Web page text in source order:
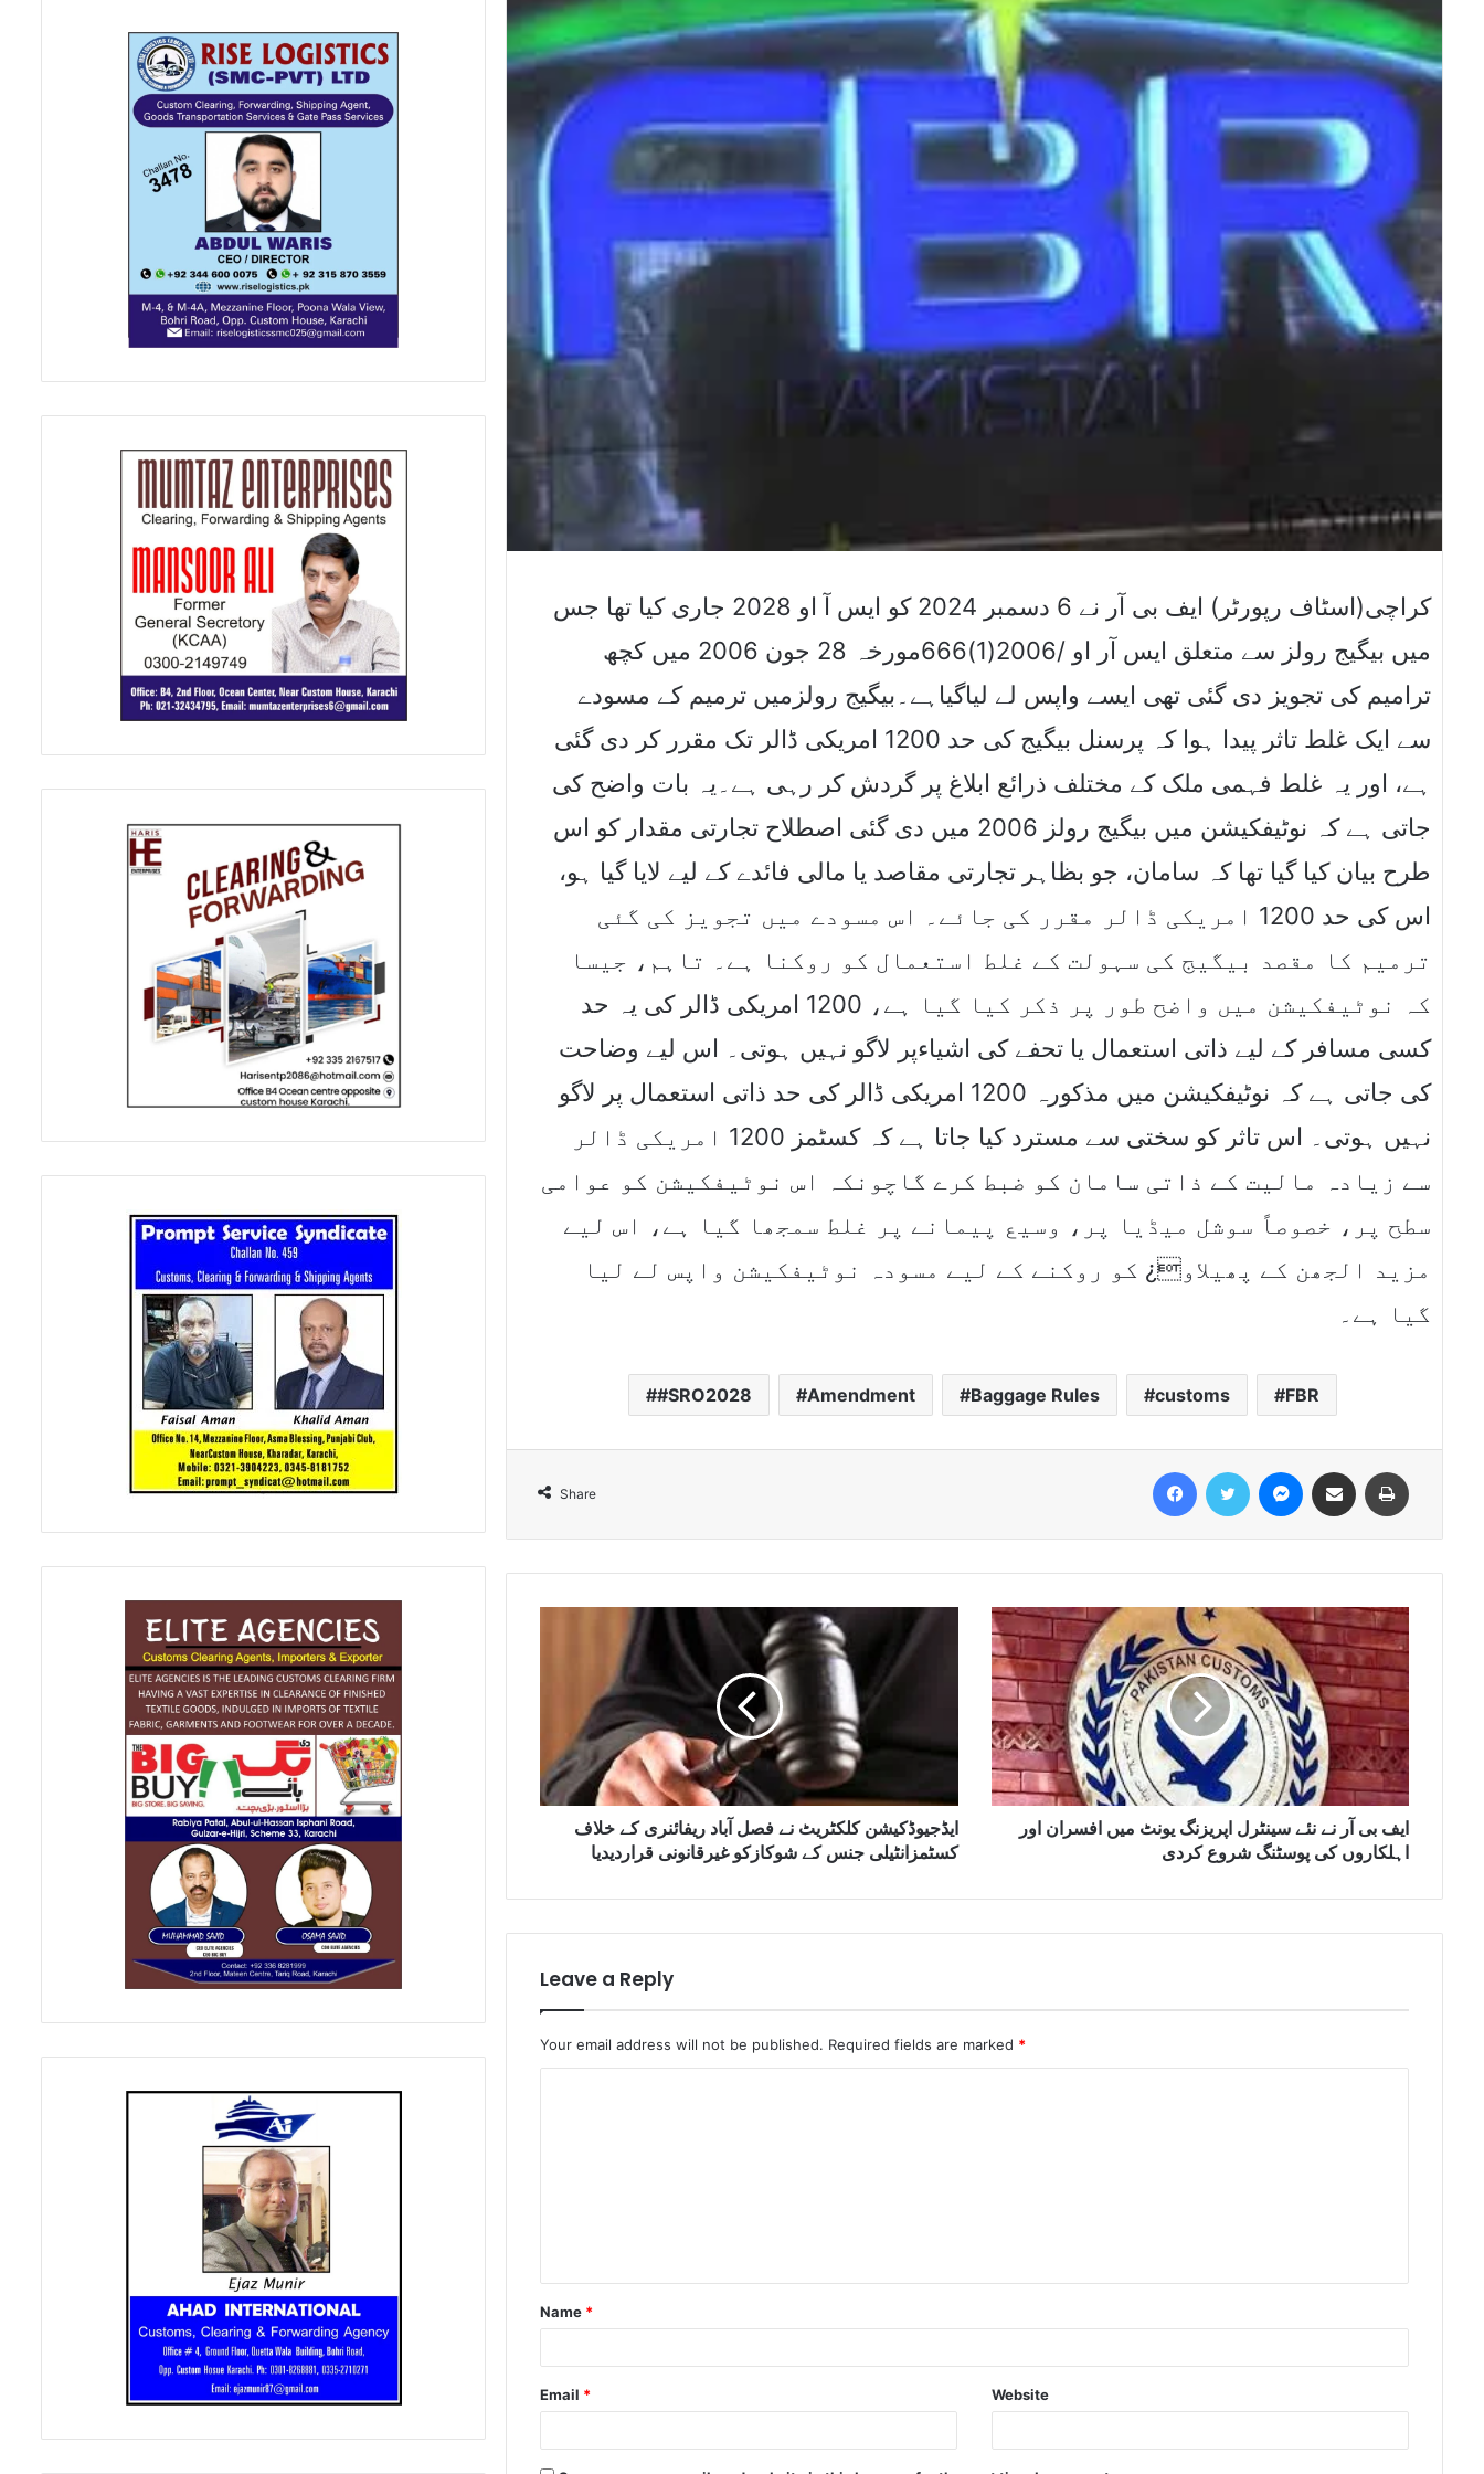
کراچی(اسٹاف رپورٹر) ایف بی آر نے 6 دسمبر 2024 کو ایس آ او 2028 جاری کیا تھا جس
میں بیگیج رولز سے متعلق ایس آر او /2006(1)666مورخہ 28 جون 2006 میں کچھ
ترامیم کی تجویز دی گئی تھی ایسے واپس لے لیاگیاہے۔بیگیج رولزمیں ترمیم کے مسودے
سے ایک غلط تاثر پیدا ہوا کہ پرسنل بیگیج کی حد 1200 امریکی ڈالر تک مقرر کر دی گئی
ہے، اور یہ غلط فہمی ملک کے مختلف ذرائع ابلاغ پر گردش کر رہی ہے۔یہ بات واضح کی
جاتی ہے کہ نوٹیفکیشن میں بیگیج رولز 2006 میں دی گئی اصطلاح تجارتی مقدار کو اس
طرح بیان کیا گیا تھا کہ سامان، جو بظاہر تجارتی مقاصد یا مالی فائدے کے لیے لایا گیا ہو،
اس کی حد 1200 امریکی ڈالر مقرر کی جائے۔ اس مسودے میں تجویز کی گئی
ترمیم کا مقصد بیگیج کی سہولت کے غلط استعمال کو روکنا ہے۔ تاہم، جیسا
کہ نوٹیفکیشن میں واضح طور پر ذکر کیا گیا ہے، 1200 امریکی ڈالر کی یہ حد
کسی مسافر کے لیے ذاتی استعمال یا تحفے کی اشیاءپر لاگو نہیں ہوتی۔ اس لیے وضاحت
کی جاتی ہے کہ نوٹیفکیشن میں مذکورہ 1200 امریکی ڈالر کی حد ذاتی استعمال پر لاگو
نہیں ہوتی۔ اس تاثر کو سختی سے مسترد کیا جاتا ہے کہ کسٹمز 1200 امریکی ڈالر
سے زیادہ مالیت کے ذاتی سامان کو ضبط کرے گاچونکہ اس نوٹیفکیشن کو عوامی
سطح پر، خصوصاً سوشل میڈیا پر، وسیع پیمانے پر غلط سمجھا گیا ہے، اس لیے
مزید الجھن کے پھیلاو¿ کو روکنے کے لیے مسودہ نوٹیفکیشن واپس لے لیا
گیا ہے۔
#SRO2028 Amendment Baggage Rules customs FBR
Share
ایڈجیوڈکیشن کلکٹریٹ نے فصل آباد ریفائنری کے خلاف
کسٹمزانٹیلی جنس کے شوکازکو غیرقانونی قراردیدیا
ایف بی آر نے نئے سینٹرل اپریزنگ یونٹ میں افسران اور
اہلکاروں کی پوسٹنگ شروع کردی
Leave a Reply
Your email address will not be published. Required fields are marked *
t
*
Name *
Email * Website